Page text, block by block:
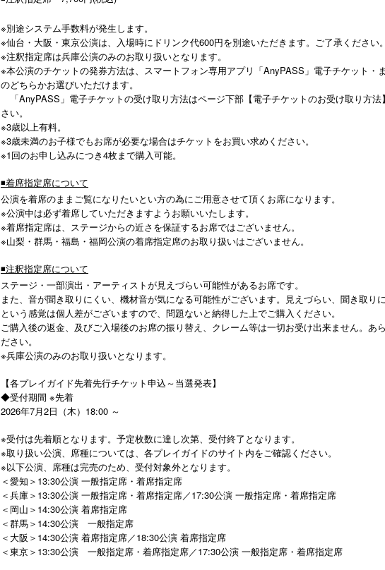
※別途システム手数料が発生します。
※仙台・大阪・東京公演は、入場時にドリンク代600円を別途いただきます。ご了承ください。
※注釈指定席は兵庫公演のみのお取り扱いとなります。
※本公演のチケットの発券方法は、スマートフォン専用アプリ「AnyPASS」電子チケット・
のどちらかお選びいただけます。
「AnyPASS」電子チケットの受け取り方法はページ下部【電子チケットのお受け取り方法
さい。
※3歳以上有料。
※3歳未満のお子様でもお席が必要な場合はチケットをお買い求めください。
※1回のお申し込みにつき4枚まで購入可能。
◾️着席指定席について
公演を着席のままご覧になりたいとい方の為にご⽤意させて頂くお席になります。
※公演中は必ず着席していただきますようお願いいたします。
※着席指定席は、ステージからの近さを保証するお席ではございません。
※山梨・群馬・福島・福岡公演の着席指定席のお取り扱いはございません。
◾️注釈指定席について
ステージ・一部演出・アーティストが見えづらい可能性があるお席です。
また、⾳が聞き取りにくい、機材⾳が気になる可能性がございます。⾒えづらい、聞き取り
という感覚は個⼈差がございますので、問題ないと納得した上でご購⼊ください。
ご購入後の返金、及びご入場後のお席の振り替え、クレーム等は一切お受け出来ません。あ
ださい。
※兵庫公演のみのお取り扱いとなります。
【各プレイガイド先着先行チケット申込～当選発表】
◆受付期間 ※先着
2026年7月2日（木）18:00 ～
※受付は先着順となります。予定枚数に達し次第、受付終了となります。
※取り扱い公演、席種については、各プレイガイドのサイト内をご確認ください。
※以下公演、席種は完売のため、受付対象外となります。
＜愛知＞13:30公演 一般指定席・着席指定席
＜兵庫＞13:30公演 一般指定席・着席指定席／17:30公演 一般指定席・着席指定席
＜岡山＞14:30公演 着席指定席
＜群馬＞14:30公演 一般指定席
＜大阪＞14:30公演 着席指定席／18:30公演 着席指定席
＜東京＞13:30公演 一般指定席・着席指定席／17:30公演 一般指定席・着席指定席